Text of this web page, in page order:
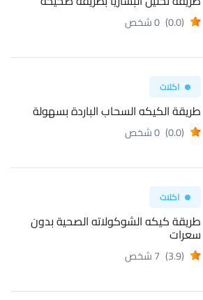
(0.0) 0 شخص
اكلات
طريقة الكيكه السحاب الباردة بسهولة
(0.0) 0 شخص
اكلات
طريقة كيكه الشوكولاته الصحية بدون
سعرات
(3.9) 7 شخص